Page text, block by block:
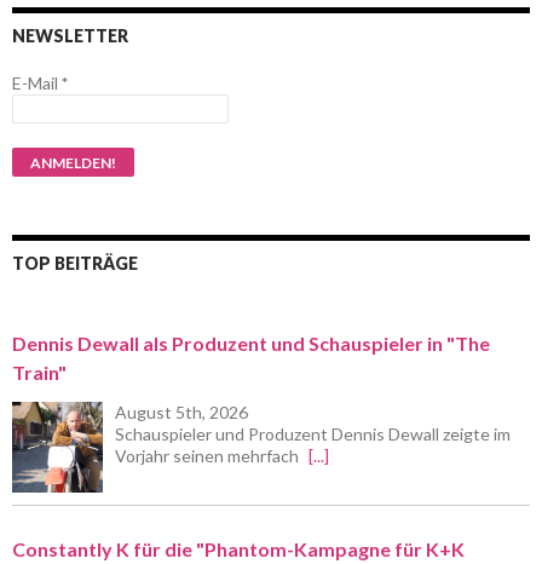
NEWSLETTER
E-Mail *
TOP BEITRÄGE
Dennis Dewall als Produzent und Schauspieler in "The
Train"
August 5th, 2026
Schauspieler und Produzent Dennis Dewall zeigte im
Vorjahr seinen mehrfach [...]
Constantly K für die "Phantom-Kampagne für K+K